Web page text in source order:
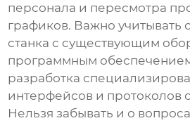
персонала и пересмотра
графиков. Важно учитывать
станка с существующим
программным
разработка
интерфейсов и протоколов
Нельзя забывать и о